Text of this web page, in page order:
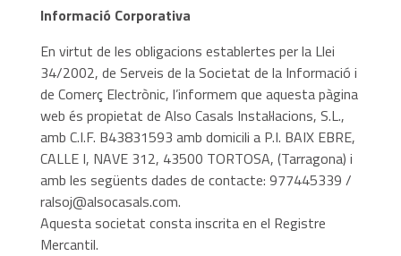
Informació Corporativa
En virtut de les obligacions establertes per la Llei
34/2002, de Serveis de la Societat de la Informació i
de Comerç Electrònic, l’informem que aquesta pàgina
web és propietat de Also Casals Instal·lacions, S.L.,
amb C.I.F. B43831593 amb domicili a P.I. BAIX EBRE,
CALLE I, NAVE 312, 43500 TORTOSA, (Tarragona) i
amb les següents dades de contacte: 977445339 /
ralsoj@alsocasals.com.
Aquesta societat consta inscrita en el Registre
Mercantil.